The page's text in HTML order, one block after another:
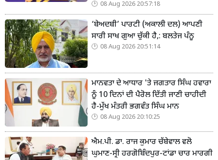
08 Aug 2026 20:57:18
‘ਬੇਅਦਬੀ’ ਪਾਰਟੀ (ਅਕਾਲੀ ਦਲ) ਆਪਣੀ
ਸਾਰੀ ਸਾਖ ਗੁਆ ਚੁੱਕੀ ਹੈ,: ਬਲਤੇਜ ਪੰਨੂ
08 Aug 2026 20:51:14
ਮਾਨਵਤਾ ਦੇ ਆਧਾਰ 'ਤੇ ਜਗਤਾਰ ਸਿੰਘ ਹਵਾਰਾ
ਨੂੰ 10 ਦਿਨਾਂ ਦੀ ਪੈਰੋਲ ਦਿੱਤੀ ਜਾਣੀ ਚਾਹੀਦੀ
ਹੈ-ਮੁੱਖ ਮੰਤਰੀ ਭਗਵੰਤ ਸਿੰਘ ਮਾਨ
08 Aug 2026 20:10:25
ਐਮ.ਪੀ. ਡਾ. ਰਾਜ ਕੁਮਾਰ ਚੱਬੇਵਾਲ ਵਲੋ
ਘੁਮਾਣ-ਸ੍ਰੀ ਹਰਗੋਬਿੰਦਪੁਰ-ਟਾਂਡਾ ਚਾਰ ਮਾਰਗੀ